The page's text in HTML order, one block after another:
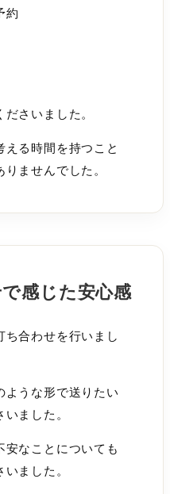
約
さいました。
る時間を持つこと
ませんでした。
感じた安心感
ち合わせを行いまし
ような形で送りたい
ました。
安なことについても
ました。